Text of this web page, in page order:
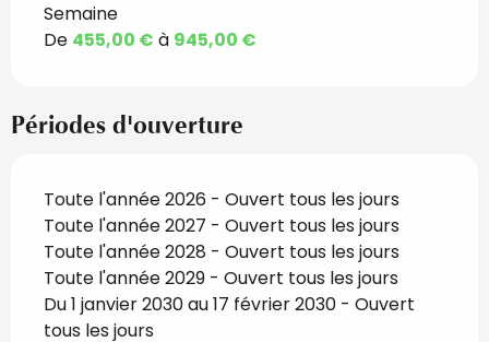
Semaine
De 455,00 € à 945,00 €
Périodes d'ouverture
Toute l'année 2026 - Ouvert tous les jours
Toute l'année 2027 - Ouvert tous les jours
Toute l'année 2028 - Ouvert tous les jours
Toute l'année 2029 - Ouvert tous les jours
Du 1 janvier 2030 au 17 février 2030 - Ouvert
tous les jours